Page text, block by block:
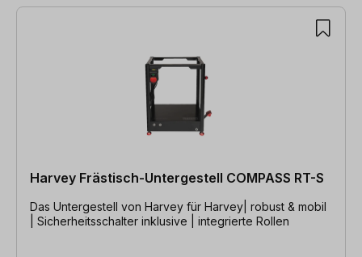
Harvey Frästisch-Untergestell COMPASS RT-S
Das Untergestell von Harvey für Harvey| robust & mobil
| Sicherheitsschalter inklusive | integrierte Rollen